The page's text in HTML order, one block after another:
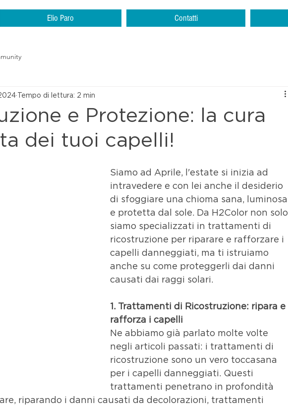
Elio Paro Contatti
e Protezione: la cura
dei tuoi capelli!
Tempo di lettura: 2 min
Siamo ad Aprile, l'estate si inizia ad
intravedere e con lei anche il desiderio
di sfoggiare una chioma sana, luminosa
e protetta dal sole. Da H2Color non solo
siamo specializzati in trattamenti di
ricostruzione per riparare e rafforzare i
capelli danneggiati, ma ti istruiamo
anche su come proteggerli dai danni
causati dai raggi solari.
1. Trattamenti di Ricostruzione: ripara e
rafforza i capelli
Ne abbiamo già parlato molte volte
negli articoli passati: i trattamenti di
ricostruzione sono un vero toccasana
per i capelli danneggiati. Questi
trattamenti penetrano in profondità
riparando i danni causati da decolorazioni, trattamenti